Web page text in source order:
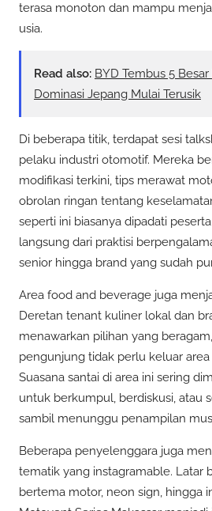
terasa monoton dan mampu
usia.
Read also: BYD Tembus 5
Dominasi Jepang Mulai Terusik
Di beberapa titik, terdapat sesi
pelaku industri otomotif. Mereka
modifikasi terkini, tips merawat
obrolan ringan tentang
seperti ini biasanya dipadati
langsung dari praktisi
senior hingga brand yang sudah
Area food and beverage juga
Deretan tenant kuliner lokal dan
menawarkan pilihan yang
pengunjung tidak perlu keluar
Suasana santai di area ini sering
untuk berkumpul, berdiskusi, atau
sambil menunggu penampilan
Beberapa penyelenggara juga
tematik yang instagramable. Latar
bertema motor, neon sign, hingga